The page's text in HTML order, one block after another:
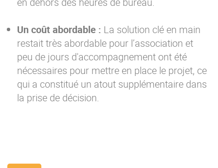
Un coût abordable : La solution clé en main
restait très abordable pour l’association et
peu de jours d'accompagnement ont été
nécessaires pour mettre en place le projet, ce
qui a constitué un atout supplémentaire dans
la prise de décision.